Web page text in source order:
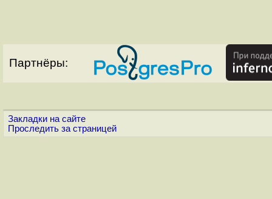
Партнёры:
Закладки на сайте
Проследить за страницей